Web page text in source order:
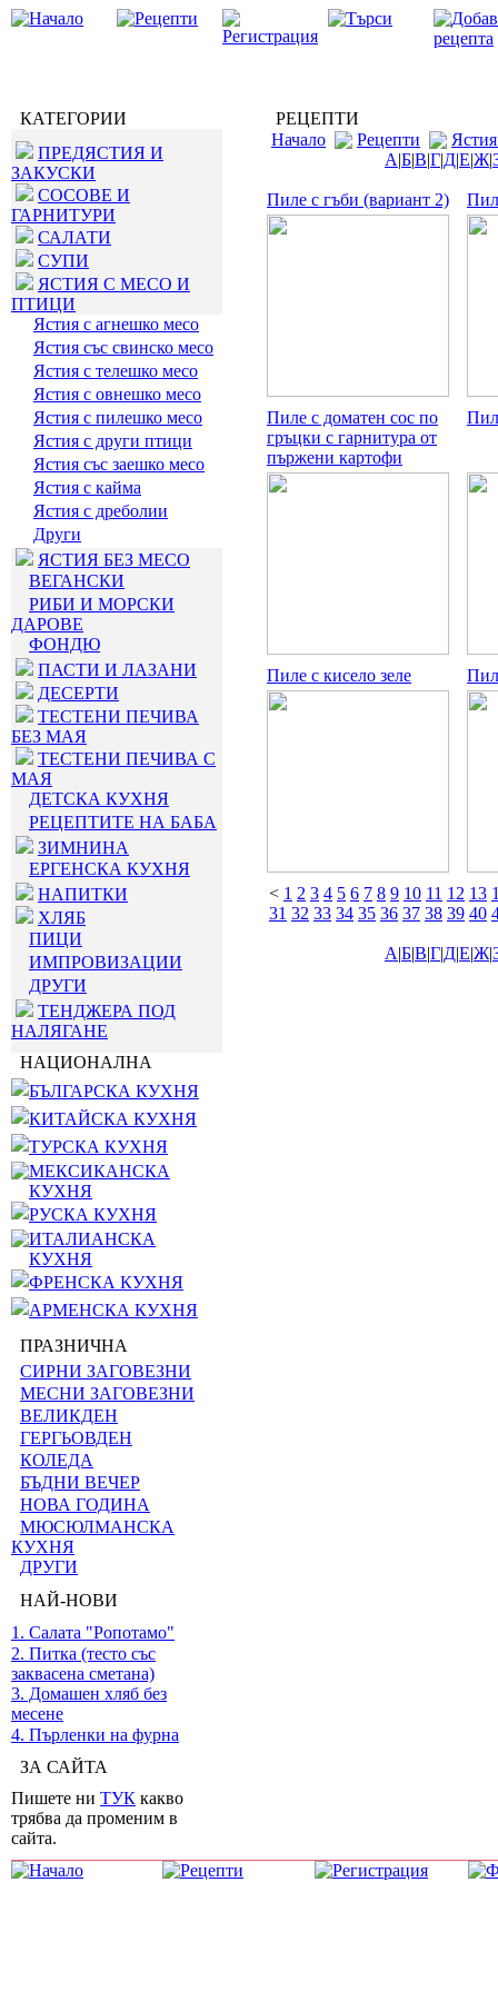
КАТЕГОРИИ
ПРЕДЯСТИЯ И
ЗАКУСКИ
СОСОВЕ И
ГАРНИТУРИ
САЛАТИ
СУПИ
ЯСТИЯ С МЕСО И
ПТИЦИ
Ястия с агнешко месо
Ястия със свинско месо
Ястия с телешко месо
Ястия с овнешко месо
Ястия с пилешко месо
Ястия с други птици
Ястия със заешко месо
Ястия с кайма
Ястия с дреболии
Други
ЯСТИЯ БЕЗ МЕСО
ВЕГАНСКИ
РИБИ И МОРСКИ
ДАРОВЕ
ФОНДЮ
ПАСТИ И ЛАЗАНИ
ДЕСЕРТИ
ТЕСТЕНИ ПЕЧИВА
БЕЗ МАЯ
ТЕСТЕНИ ПЕЧИВА С
МАЯ
ДЕТСКА КУХНЯ
РЕЦЕПТИТЕ НА БАБА
ЗИМНИНА
ЕРГЕНСКА КУХНЯ
НАПИТКИ
ХЛЯБ
ПИЦИ
ИМПРОВИЗАЦИИ
ДРУГИ
ТЕНДЖЕРА ПОД
НАЛЯГАНЕ
НАЦИОНАЛНА
БЪЛГАРСКА КУХНЯ
КИТАЙСКА КУХНЯ
ТУРСКА КУХНЯ
МЕКСИКАНСКА
КУХНЯ
РУСКА КУХНЯ
ИТАЛИАНСКА
КУХНЯ
ФРЕНСКА КУХНЯ
АРМЕНСКА КУХНЯ
ПРАЗНИЧНА
СИРНИ ЗАГОВЕЗНИ
МЕСНИ ЗАГОВЕЗНИ
ВЕЛИКДЕН
ГЕРГЬОВДЕН
КОЛЕДА
БЪДНИ ВЕЧЕР
НОВА ГОДИНА
МЮСЮЛМАНСКА
КУХНЯ
ДРУГИ
НАЙ-НОВИ
1. Салата "Ропотамо"
2. Питка (тесто със
заквасена сметана)
3. Домашен хляб без
месене
4. Пърленки на фурна
ЗА САЙТА
Пишете ни ТУК какво
трябва да променим в
сайта.
РЕЦЕПТИ
Начало
Рецепти
А|Б|В|Г|Д|Е|Ж|
Пиле с гъби (вариант 2)
Пиле с доматен сос по
гръцки с гарнитура от
пържени картофи
Пиле с кисело зеле
< 1 2 3 4 5 6 7 8 9 10 11 12 13
31 32 33 34 35 36 37 38 39 40
А|Б|В|Г|Д|Е|Ж|